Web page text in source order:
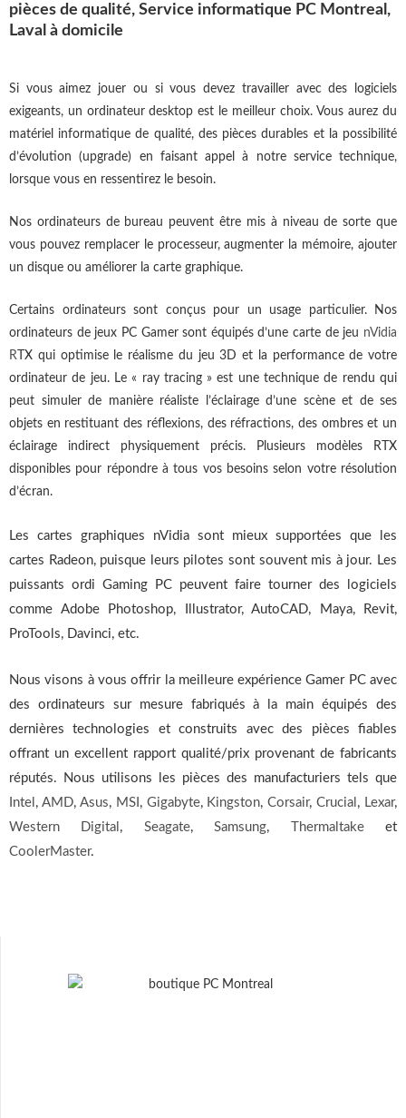
pièces de qualité, Service informatique PC Montreal,
Laval à domicile
Si vous aimez jouer ou si vous devez travailler avec des logiciels
exigeants, un ordinateur desktop est le meilleur choix. Vous aurez du
matériel informatique de qualité, des pièces durables et la possibilité
d’évolution (upgrade) en faisant appel à notre service technique,
lorsque vous en ressentirez le besoin.
Nos ordinateurs de bureau peuvent être mis à niveau de sorte que
vous pouvez remplacer le processeur, augmenter la mémoire, ajouter
un disque ou améliorer la carte graphique.
Certains ordinateurs sont conçus pour un usage particulier. Nos
ordinateurs de jeux PC Gamer sont équipés d’une carte de jeu nVidia
R TX qui optimise le réalisme du jeu 3D et la performance de votre
ordinateur de jeu. Le « ray tracing » est une technique de rendu qui
peut simuler de manière réaliste l’éclairage d’une scène et de ses
objets en restituant des réflexions, des réfractions, des ombres et un
éclairage indirect physiquement précis. Plusieurs modèles RTX
disponibles pour répondre à tous vos besoins selon votre résolution
d’écran.
Les cartes graphiques nVidia sont mieux supportées que les
cartes Radeon, puisque leurs pilotes sont souvent mis à jour. Les
puissants ordi Gaming PC peuvent faire tourner des logiciels
comme Adobe Photoshop, Illustrator, AutoCAD, Maya, Revit,
ProTools, Davinci, etc.
Nous visons à vous offrir la meilleure expérience Gamer PC avec
des ordinateurs sur mesure fabriqués à la main équipés des
dernières technologies et construits avec des pièces fiables
offrant un excellent rapport qualité/prix provenant de fabricants
réputés. Nous utilisons les pièces des manufacturiers tels que
Intel , AMD, Asus, MSI , Gigabyte, Kingston,Corsair,Crucial , Lexar,
Western Digital , Seagate,Samsung, Thermaltakeet
CoolerMaster.